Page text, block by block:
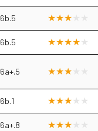
6b.5
6b.5
6a+.5
6b.1
6a+.8